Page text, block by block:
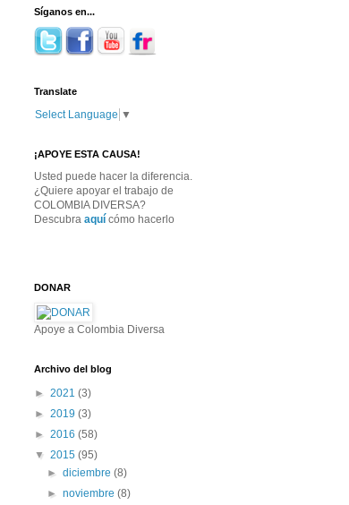
Síganos en...
Translate
Select Language ▼
¡APOYE ESTA CAUSA!
Usted puede hacer la diferencia.
¿Quiere apoyar el trabajo de
COLOMBIA DIVERSA?
Descubra aquí cómo hacerlo
DONAR
Apoye a Colombia Diversa
Archivo del blog
► 2021 (3)
► 2019 (3)
► 2016 (58)
▼ 2015 (95)
►diciembre(8)
►noviembre(8)